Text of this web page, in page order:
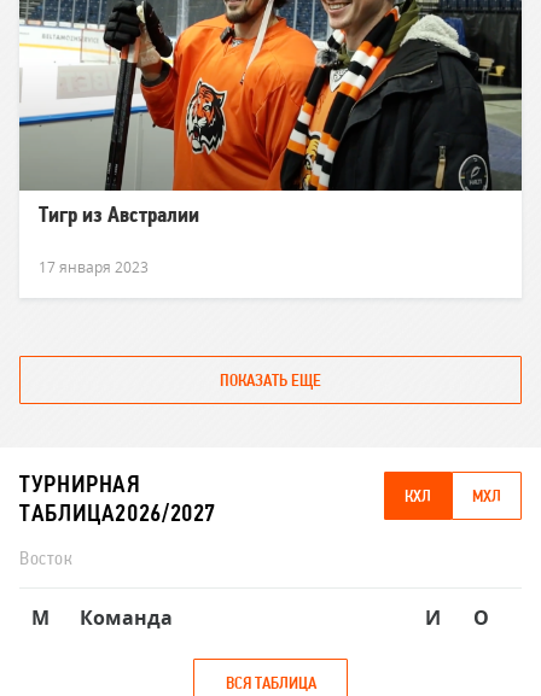
Тигр из Австралии
17 января 2023
ПОКАЗАТЬ ЕЩЕ
ТУРНИРНАЯ
ТАБЛИЦА2026/2027
Восток
КХЛ МХЛ
М Команда И О
ВСЯ ТАБЛИЦА